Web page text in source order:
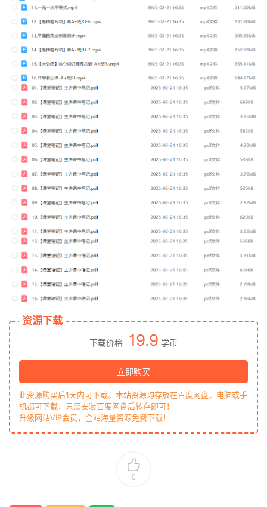
资源下载
下载价格 19.9 学币
立即购买
此资源购买后1天内可下载。本站资源均存放在百度网盘，电脑或手
机都可下载，只需安装百度网盘后转存即可！
升级网站VIP会员，全站海量资源免费下载！
0